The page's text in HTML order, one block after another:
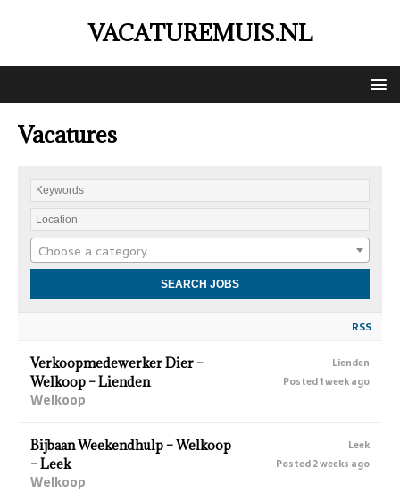
VACATUREMUIS.NL
Vacatures
Choose a category…
RSS
Verkoopmedewerker Dier –
Welkoop – Lienden
Welkoop
Lienden
Posted 1 week ago
Bijbaan Weekendhulp – Welkoop
– Leek
Welkoop
Leek
Posted 2 weeks ago